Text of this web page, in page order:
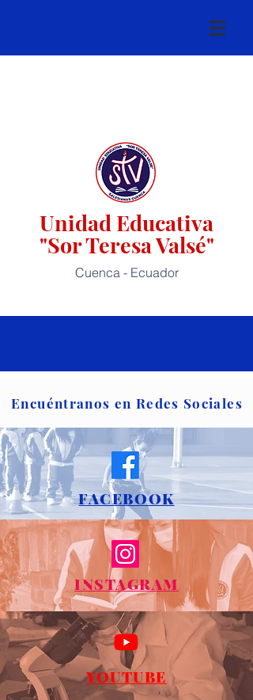
Unidad Educativa
"Sor Teresa Valsé"
Cuenca - Ecuador
Encuéntranos en Redes Sociales
FACEBOOK
INSTAGRAM
YOUTUBE